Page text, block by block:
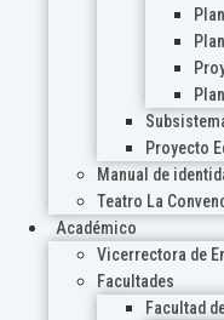
Proyecto
Manual de
Teatro La
Académico
Vicerrectora de
Facultades
Facultad